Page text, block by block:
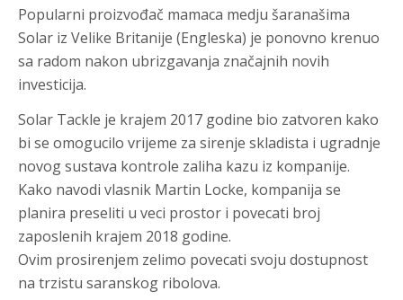
Popularni proizvođač mamaca medju šaranašima
Solar iz Velike Britanije (Engleska) je ponovno krenuo
sa radom nakon ubrizgavanja značajnih novih
investicija.
Solar Tackle je krajem 2017 godine bio zatvoren kako
bi se omogucilo vrijeme za sirenje skladista i ugradnje
novog sustava kontrole zaliha kazu iz kompanije.
Kako navodi vlasnik Martin Locke, kompanija se
planira preseliti u veci prostor i povecati broj
zaposlenih krajem 2018 godine.
Ovim prosirenjem zelimo povecati svoju dostupnost
na trzistu saranskog ribolova.